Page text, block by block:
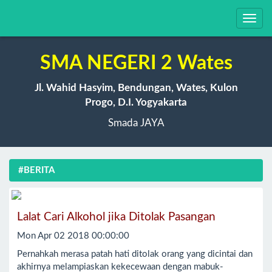
SMA NEGERI 2 Wates
Jl. Wahid Hasyim, Bendungan, Wates, Kulon
Progo, D.I. Yogyakarta
Smada JAYA
#BERITA
Lalat Cari Alkohol jika Ditolak Pasangan
Mon Apr 02 2018 00:00:00
Pernahkah merasa patah hati ditolak orang yang dicintai dan
akhirnya melampiaskan kekecewaan dengan mabuk-